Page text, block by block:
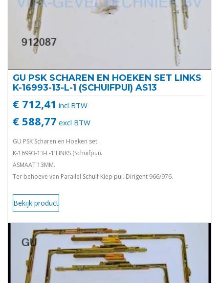
GU PSK SCHAREN EN HOEKEN SET LINKS
K-16993-13-L-1 (SCHUIFPUI) AS13
€ 712,41 incl BTW
€ 588,77 excl BTW
GU PSK Scharen en Hoeken set.
K-16993-13-L-1 LINKS (Schuifpui).
ASMAAT 13MM.
Ter behoeve van Parallel Schuif Kiep pui. Dirigent 966/976.
K-16993-13-L-1
Bekijk product